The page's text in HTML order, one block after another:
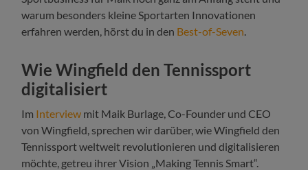
warum besonders kleine Sportarten Innovationen
erfahren werden, hörst du in den Best-of-Seven
Wie Wingfield den Tennissport
digitalisiert
Im Interview mit Maik Burlage, Co-Founder und CEO
von Wingfield, sprechen wir darüber, wie Wingfield den
Tennissport weltweit revolutionieren und digitalisieren
möchte, getreu ihrer Vision „Making Tennis Smart“.